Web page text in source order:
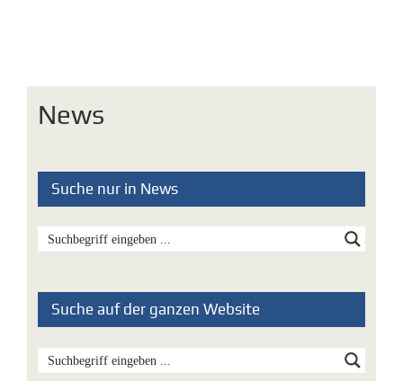
News
Suche nur in News
Suche auf der ganzen Website